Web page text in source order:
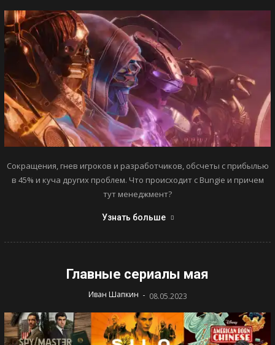
Сокращения, гнев игроков и разработчиков, обсчеты с прибылью
в 45% и куча других проблем. Что происходит с Bungie и причем
тут менеджмент?
Узнать больше
Главные сериалы мая
Иван Шапкин - 08.05.2023